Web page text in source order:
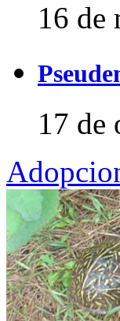
16 de
17 de